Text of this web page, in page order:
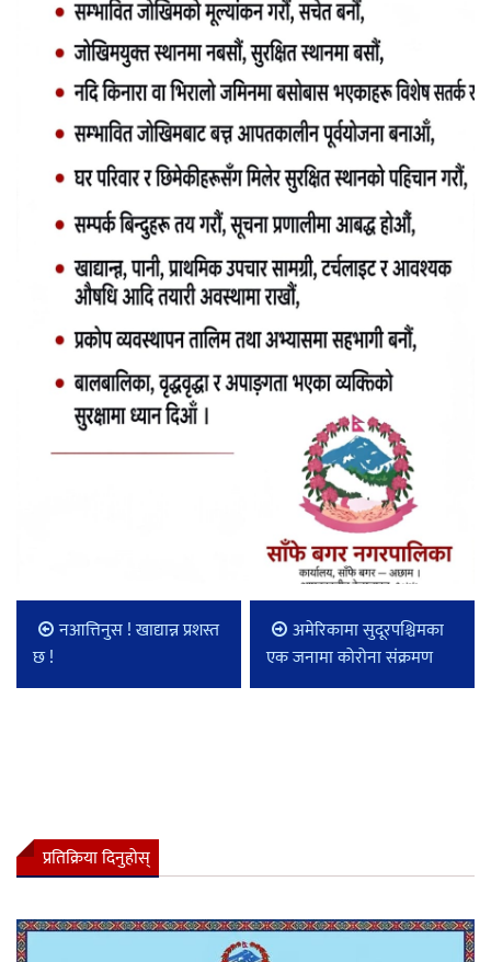
नआत्तिनुस ! खाद्यान्न प्रशस्त
छ !
अमेरिकामा सुदूरपश्चिमका
एक जनामा कोरोना संक्रमण
प्रतिक्रिया दिनुहोस्